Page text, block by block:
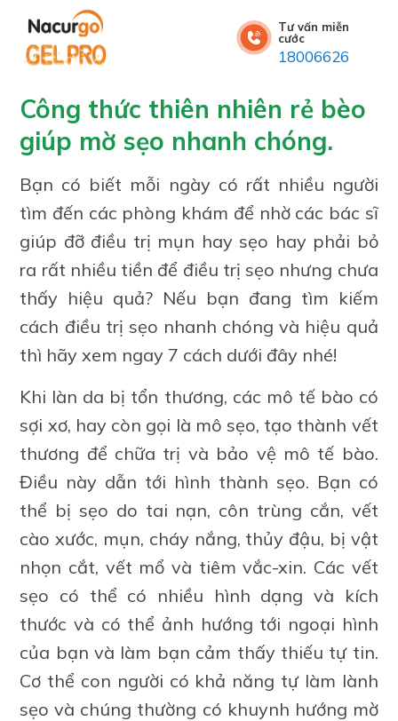
Tư vấn miễn
cước
18006626
Công thức thiên nhiên rẻ bèo
giúp mờ sẹo nhanh chóng.
Bạn có biết mỗi ngày có rất nhiều người
tìm đến các phòng khám để nhờ các bác sĩ
giúp đỡ điều trị mụn hay sẹo hay phải bỏ
ra rất nhiều tiền để điều trị sẹo nhưng chưa
thấy hiệu quả? Nếu bạn đang tìm kiếm
cách điều trị sẹo nhanh chóng và hiệu quả
thì hãy xem ngay 7 cách dưới đây nhé!
Khi làn da bị tổn thương, các mô tế bào có
sợi xơ, hay còn gọi là mô sẹo, tạo thành vết
thương để chữa trị và bảo vệ mô tế bào.
Điều này dẫn tới hình thành sẹo. Bạn có
thể bị sẹo do tai nạn, côn trùng cắn, vết
cào xước, mụn, cháy nắng, thủy đậu, bị vật
nhọn cắt, vết mổ và tiêm vắc-xin. Các vết
sẹo có thể có nhiều hình dạng và kích
thước và có thể ảnh hướng tới ngoại hình
của bạn và làm bạn cảm thấy thiếu tự tin.
Cơ thể con người có khả năng tự làm lành
sẹo và chúng thường có khuynh hướng mờ